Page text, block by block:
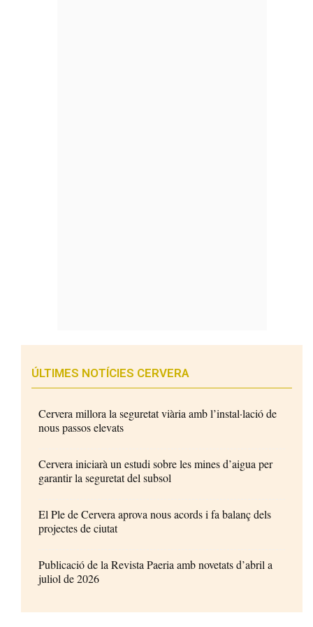
ÚLTIMES NOTÍCIES CERVERA
Cervera millora la seguretat viària amb l’instal·lació de
nous passos elevats
Cervera iniciarà un estudi sobre les mines d’aigua per
garantir la seguretat del subsol
El Ple de Cervera aprova nous acords i fa balanç dels
projectes de ciutat
Publicació de la Revista Paeria amb novetats d’abril a
juliol de 2026